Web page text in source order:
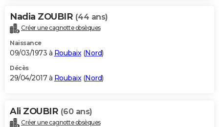
Nadia ZOUBIR (44 ans)
Créer une cagnotte obsèques
Naissance
09/03/1973 à Roubaix(Nord)
Décès
29/04/2017 à Roubaix(Nord)
Ali ZOUBIR (60 ans)
Créer une cagnotte obsèques